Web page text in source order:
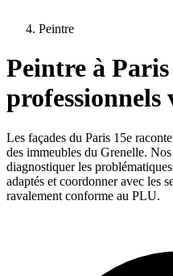
Peintre
Peintre à Paris
professionnels
Les façades du Paris 15e
des immeubles du Grenelle.
diagnostiquer les
adaptés et coordonner avec les
ravalement conforme au PLU.